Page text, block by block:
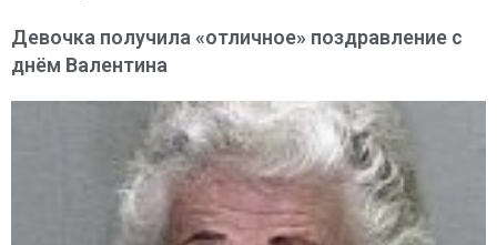
Девочка получила «отличное» поздравление с
днём Валентина